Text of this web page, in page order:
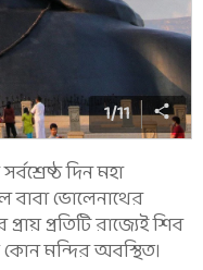
1/11
দিন মহা
বাবা ভোলেনাথের
প্রতিটি রাজ্যেই শিব
মন্দির অবস্থিত।